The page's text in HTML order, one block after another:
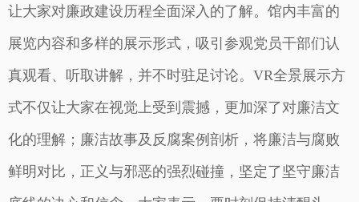
让大家对廉政建设历程全面深入的了解。馆内丰富的
展览内容和多样的展示形式，吸引参观党员干部们认
真观看、听取讲解，并不时驻足讨论。VR全景展示方
式不仅让大家在视觉上受到震撼，更加深了对廉洁文
化的理解；廉洁故事及反腐案例剖析，将廉洁与腐败
鲜明对比，正义与邪恶的强烈碰撞，坚定了坚守廉洁